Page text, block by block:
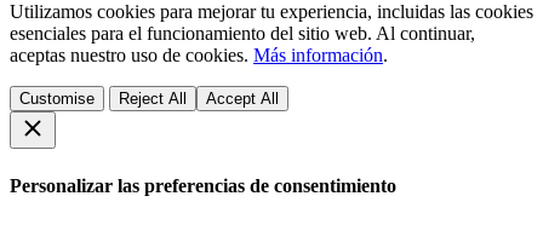
Utilizamos cookies para mejorar tu experiencia, incluidas las cookies
esenciales para el funcionamiento del sitio web. Al continuar,
aceptas nuestro uso de cookies. Más información.
Customise Reject All Accept All
Personalizar las preferencias de consentimiento